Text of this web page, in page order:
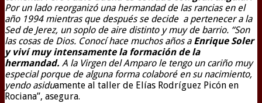
Por un lado reorganizó una hermandad de las rancias en el
año 1994 mientras que después se decide a pertenecer a la
Sed de Jerez, un soplo de aire distinto y muy de barrio. “Son
las cosas de Dios. Conocí hace muchos años a Enrique Soler
y viví muy intensamente la formación de la
hermandad. A la Virgen del Amparo le tengo un cariño muy
especial porque de alguna forma colaboré en su nacimiento,
yendo asiduamente al taller de Elías Rodríguez Picón en
Rociana”, asegura.